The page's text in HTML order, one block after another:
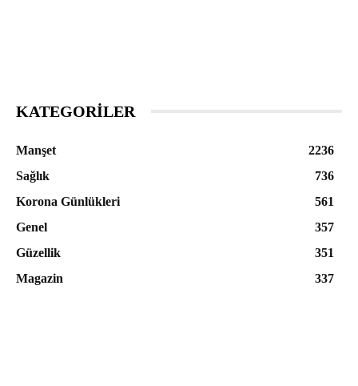
KATEGORILER
Manşet
2236
Sağlık
736
Korona Günlükleri
561
Genel
357
Güzellik
351
Magazin
337